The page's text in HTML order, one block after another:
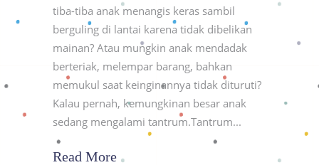
tiba-tiba anak menangis keras sambil
berguling di lantai karena tidak dibelikan
mainan? Atau mungkin anak mendadak
berteriak, melempar barang, bahkan
memukul saat keinginannya tidak dituruti?
Kalau pernah, kemungkinan besar anak
sedang mengalami tantrum.Tantrum
Read More